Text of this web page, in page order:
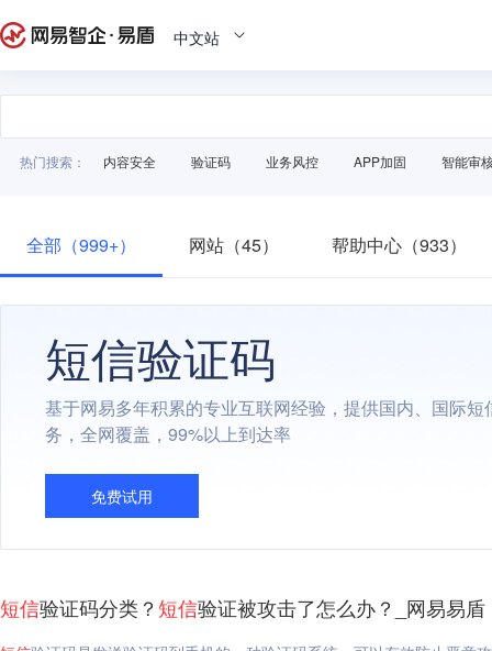
中文站
热门搜索： 内容安全 验证码 业务风控 APP加固 智能审
全部（999+） 网站（45） 帮助中心（933）
短信验证码
基于网易多年积累的专业互联网经验，提供国内、国际短
务，全网覆盖，99%以上到达率
免费试用
短信验证码分类？短信验证被攻击了怎么办？_网易易盾